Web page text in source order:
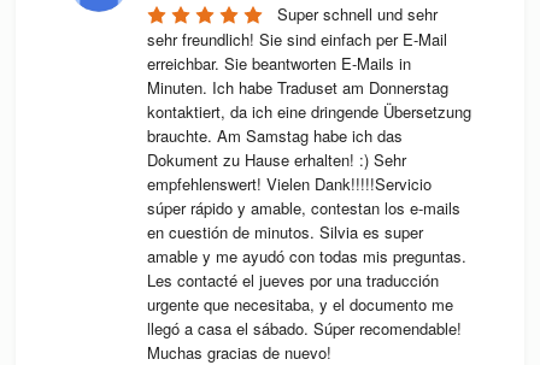
Super schnell und sehr
sehr freundlich! Sie sind einfach per E-Mail
erreichbar. Sie beantworten E-Mails in
Minuten. Ich habe Traduset am Donnerstag
kontaktiert, da ich eine dringende Übersetzung
brauchte. Am Samstag habe ich das
Dokument zu Hause erhalten! :) Sehr
empfehlenswert! Vielen Dank!!!!!Servicio
súper rápido y amable, contestan los e-mails
en cuestión de minutos. Silvia es super
amable y me ayudó con todas mis preguntas.
Les contacté el jueves por una traducción
urgente que necesitaba, y el documento me
llegó a casa el sábado. Súper recomendable!
Muchas gracias de nuevo!